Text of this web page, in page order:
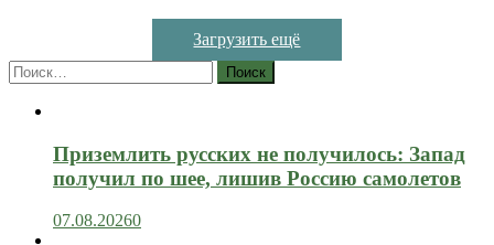
Загрузить ещё
Найти:
Приземлить русских не получилось: Запад
получил по шее, лишив Россию самолетов
07.08.20260